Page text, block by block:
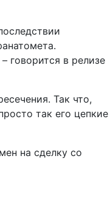
говорится в релизе
Так что,
так его цепкие
на сделку со